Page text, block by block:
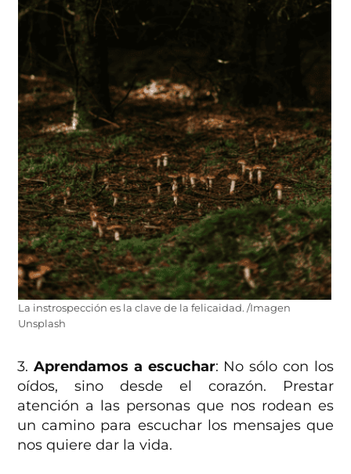
La instrospección es la clave de la felicaidad. /Imagen
Unsplash
3.Aprendamos a escuchar: No sólo con los
oídos, sino desde el corazón. Prestar
atención a las personas que nos rodean es
un camino para escuchar los mensajes que
nos quiere dar la vida.